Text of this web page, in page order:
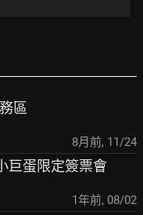
區
8月前, 11/24
巨蛋限定簽票會
1年前, 08/02